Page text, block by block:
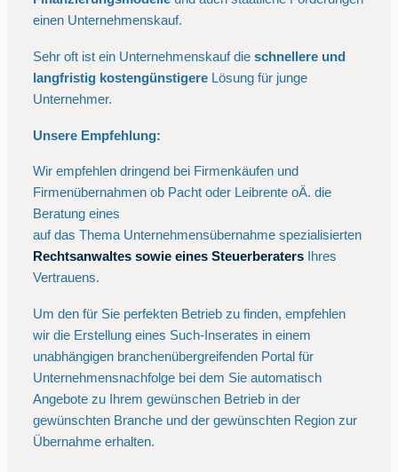
einen Unternehmenskauf.
Sehr oft ist ein Unternehmenskauf die schnellere und
langfristig kostengünstigereLösung für junge
Unternehmer.
Unsere Empfehlung:
Wir empfehlen dringend bei Firmenkäufen und
Firmenübernahmen ob Pacht oder Leibrente oÄ. die
Beratung eines
auf das Thema Unternehmensübernahme spezialisierten
Rechtsanwaltes sowie eines SteuerberatersIhres
Vertrauens.
Um den für Sie perfekten Betrieb zu finden, empfehlen
wir die Erstellung eines Such-Inserates in einem
unabhängigen branchenübergreifenden Portal für
Unternehmensnachfolge bei dem Sie automatisch
Angebote zu Ihrem gewünschen Betrieb in der
gewünschten Branche und der gewünschten Region zur
Übernahme erhalten.